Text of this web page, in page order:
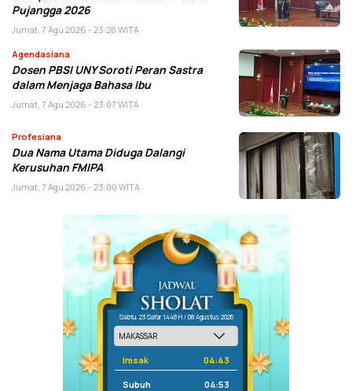
Pujangga 2026
Jumat, 7 Agu 2026 - 23:20 WITA
Agendasiana
Dosen PBSI UNY Soroti Peran Sastra
dalam Menjaga Bahasa Ibu
Jumat, 7 Agu 2026 - 23:07 WITA
Profesiana
Dua Nama Utama Diduga Dalangi
Kerusuhan FMIPA
Jumat, 7 Agu 2026 - 23:00 WITA
Sabtu, 23 Safar 1448 H / 08 Agustus 2026
Imsak 04:43
Subuh 04:53